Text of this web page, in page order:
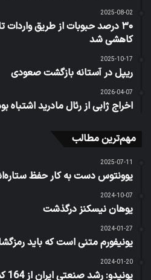
2025-08-02
۳۰ درصد حبوبات از طریق
کاهشی شد
2025-10-17
ریپل در آستانه بازگشت صعودی
2026-04-07
اخراج ژابی از رئال مادرید اشتباه
مهم‌ترین مطالب
2025-07-11
یوونتوس دست به کار حفظ
2024-10-07
یوهان نیسکنز درگذشت
2024-01-27
یونیفورم متنی است که باید
2024-01-20
یونیدو: رشد صنعتی ایران از 164 کشور جهان بیشتر شد